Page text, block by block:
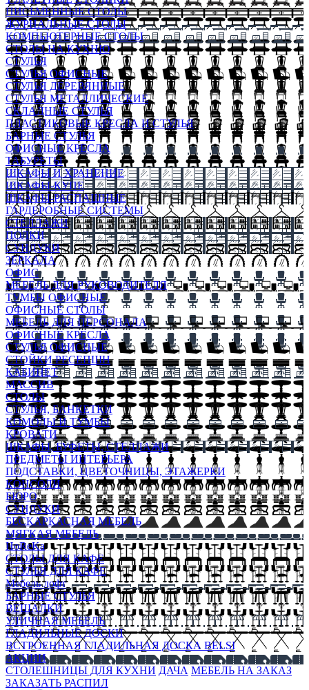
ПИСЬМЕННЫЕ СТОЛЫ
ЖУРНАЛЬНЫЕ СТОЛЫ
КОМПЬЮТЕРНЫЕ СТОЛЫ
СТОЛЫ НА КУХНЮ
СТУЛЬЯ
СТУЛЬЯ ОФИСНЫЕ
СТУЛЬЯ ДЕРЕВЯННЫЕ
СТУЛЬЯ МЕТАЛЛИЧЕСКИЕ
СКЛАДНЫЕ СТУЛЬЯ
ПЛАСТИКОВЫЕ КРЕСЛА И СТУЛЬЯ
БАРНЫЕ СТУЛЬЯ
ОФИСНЫЕ КРЕСЛА
ТАБУРЕТЫ
ШКАФЫ И ХРАНЕНИЕ
ШКАФЫ-КУПЕ
ШКАФЫ-РАСПАШНЫЕ
ГАРДЕРОБНЫЕ СИСТЕМЫ
СТЕЛЛАЖИ
ПОЛКИ
СУНДУКИ
ЗЕРКАЛА
ОФИС
МЕБЕЛЬ ДЛЯ РУКОВОДИТЕЛЯ
ТУМБЫ ОФИСНЫЕ
ОФИСНЫЕ СТОЛЫ
МЕБЕЛЬ ДЛЯ ПЕРСОНАЛА
ОФИСНЫЕ КРЕСЛА
СТУЛЬЯ ОФИСНЫЕ
СТОЙКИ РЕСЕПШН
КАБИНЕТ
МАССИВ
СТОЛЫ
СТУЛЬЯ, БАНКЕТКИ
КОМОДЫ И ТУМБЫ
КРОВАТИ
ШКАФЫ, БУФЕТЫ, СТЕЛЛАЖИ
ПРЕДМЕТЫ ИНТЕРЬЕРА
ПОДСТАВКИ, ЦВЕТОЧНИЦЫ, ЭТАЖЕРКИ
КОНСОЛИ
БЮРО
СУНДУКИ
БЕСКАРКАСНАЯ МЕБЕЛЬ
МЯГКАЯ МЕБЕЛЬ
HoReKa
СТОЛЫ ДЛЯ КАФЕ
СТУЛЬЯ ДЛЯ КАФЕ
Мебель лофт
БАРНЫЕ СТУЛЬЯ
ВЕШАЛКИ
УЛИЧНАЯ МЕБЕЛЬ
ГЛАДИЛЬНЫЕ ДОСКИ
ВСТРОЕННАЯ ГЛАДИЛЬНАЯ ДОСКА BELSI
АКЦИИ
СТОЛЕШНИЦЫ ДЛЯ КУХНИ ДАЧА МЕБЕЛЬ НА ЗАКАЗ
ЗАКАЗАТЬ РАСПИЛ